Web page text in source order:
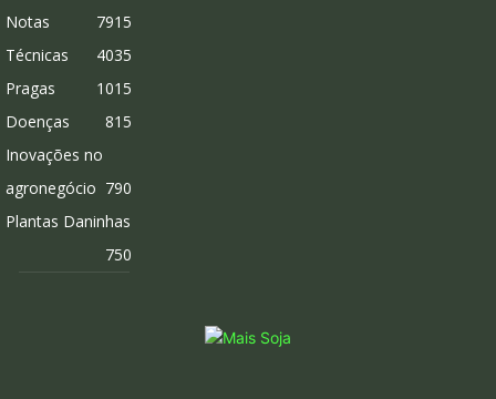
7915
Notas
Técnicas
4035
Pragas
1015
Doenças
815
Inovações no
agronegócio 790
Plantas Daninhas
750